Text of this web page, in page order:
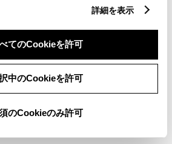
詳細を表示
てのCookieを許可
中のCookieを許可
のCookieのみ許可
ービスについて